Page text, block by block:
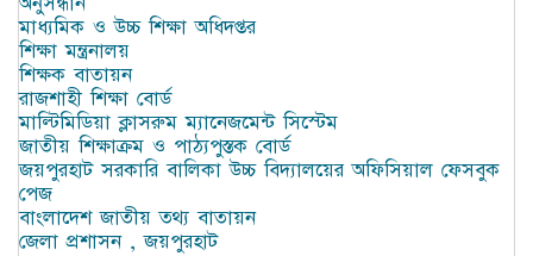
মাধ্যমিক ও উচ্চ শিক্ষা অধিদপ্তর
শিক্ষা মন্ত্রনালয়
শিক্ষক বাতায়ন
রাজশাহী শিক্ষা বোর্ড
মাল্টিমিডিয়া ক্লাসরুম ম্যানেজমেন্ট সিস্টেম
জাতীয় শিক্ষাক্রম ও পাঠ্যপুস্তক বোর্ড
জয়পুরহাট সরকারি বালিকা উচ্চ বিদ্যালয়ের অফিসিয়াল ফেসবুক
পেজ
বাংলাদেশ জাতীয় তথ্য বাতায়ন
জেলা প্রশাসন , জয়পুরহাট